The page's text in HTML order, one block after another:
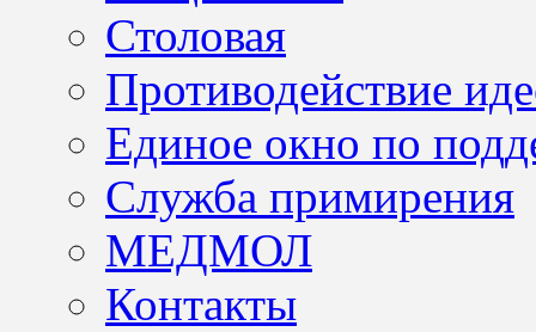
Столовая
Противодействие
Единое окно по
Служба примирения
МЕДМОЛ
Контакты